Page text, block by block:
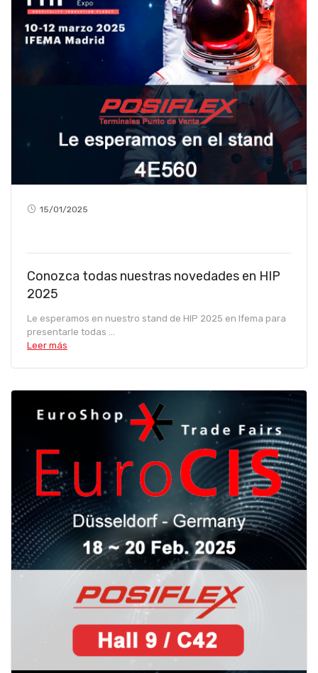
15/01/2025
Conozca todas nuestras novedades en HIP
2025
Le esperamos en nuestro stand de HIP 2025 en Ifema para
presentarle todas ...
Leer más